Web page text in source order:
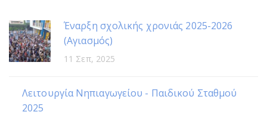
Έναρξη σχολικής χρονιάς 2025-2026
(Αγιασμός)
11 Σεπ, 2025
Λειτουργία Νηπιαγωγείου - Παιδικού Σταθμού
2025